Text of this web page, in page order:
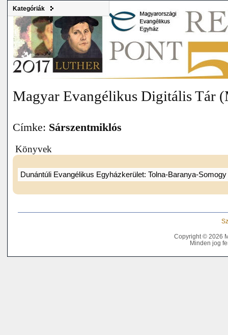
Kategóriák
Magyar Evangélikus Digitális Tár
Címke: Sárszentmiklós
Könyvek
Dunántúli Evangélikus Egyházkerület: Tolna-Baranya-
Copyright © 2026
Minden jog